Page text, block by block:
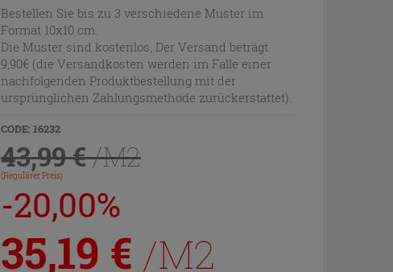
Bestellen Sie bis zu 3 verschiedene Muster im
Format 10x10 cm.
Die Muster sind kostenlos, Der Versand beträgt
9,90€ (die Versandkosten werden im Falle einer
nachfolgenden Produktbestellung mit der
ursprünglichen Zahlungsmethode zurückerstattet).
CODE: 16232
43,99 €/M2
(Regulärer Preis)
-20,00%
35,19 € /M2